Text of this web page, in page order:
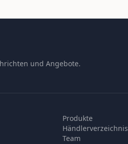
und Angebote.
Produkte
Händlerverzeichnis
Team